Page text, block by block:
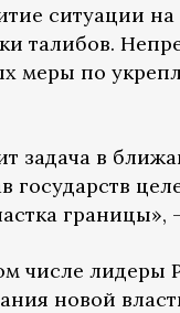
ситуации
талибов.
меры по
задача в
государств
границы»,
числе лидеры
новой